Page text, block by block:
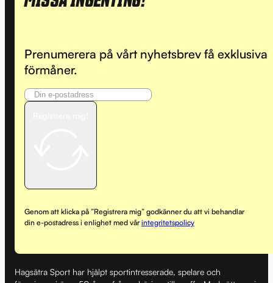
Prenumerera på vårt nyhetsbrev få exklusiva
förmåner.
Genom att klicka på ”Registrera mig” godkänner du att vi behandlar
din e-postadress i enlighet med vårintegritetspolicy
Hagsätra Sport har hjälpt sportintresserade, spelare och